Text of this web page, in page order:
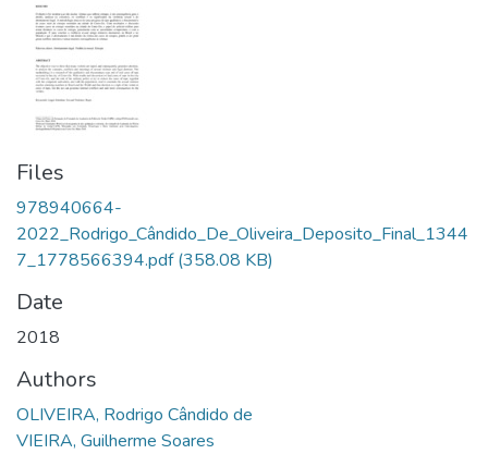
Files
978940664-
2022_Rodrigo_Cândido_De_Oliveira_Deposito_Final_1344
7_1778566394.pdf(358.08 KB)
Date
2018
Authors
OLIVEIRA, Rodrigo Cândido de
VIEIRA, Guilherme Soares